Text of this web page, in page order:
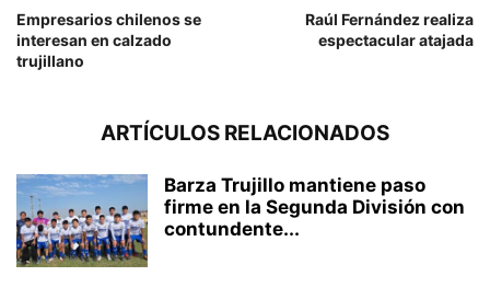
Empresarios chilenos se
interesan en calzado
trujillano
Raúl Fernández realiza
espectacular atajada
ARTÍCULOS RELACIONADOS
Barza Trujillo mantiene paso
firme en la Segunda División con
contundente...